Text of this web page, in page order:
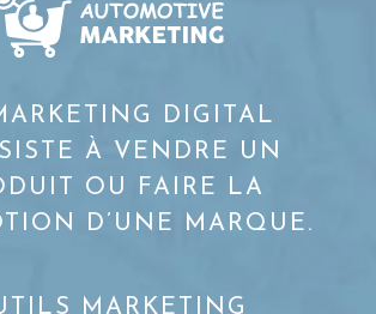
DIGITAL
À VENDRE UN
OU FAIRE LA
D’UNE MARQUE.
MARKETING